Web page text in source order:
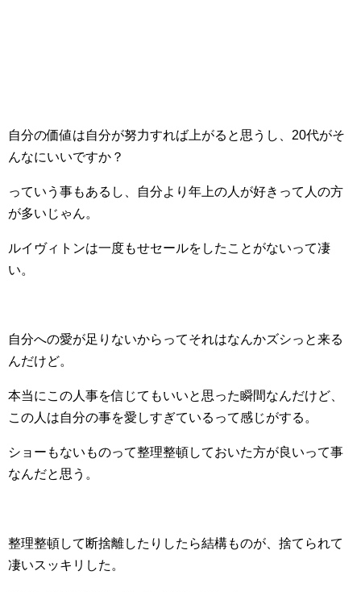
自分の価値は自分が努力すれば上がると思うし、20代がそ
んなにいいですか？
っていう事もあるし、自分より年上の人が好きって人の方
が多いじゃん。
ルイヴィトンは一度もせセールをしたことがないって凄
い。
自分への愛が足りないからってそれはなんかズシっと来る
んだけど。
本当にこの人事を信じてもいいと思った瞬間なんだけど、
この人は自分の事を愛しすぎているって感じがする。
ショーもないものって整理整頓しておいた方が良いって事
なんだと思う。
整理整頓して断捨離したりしたら結構ものが、捨てられて
凄いスッキリした。